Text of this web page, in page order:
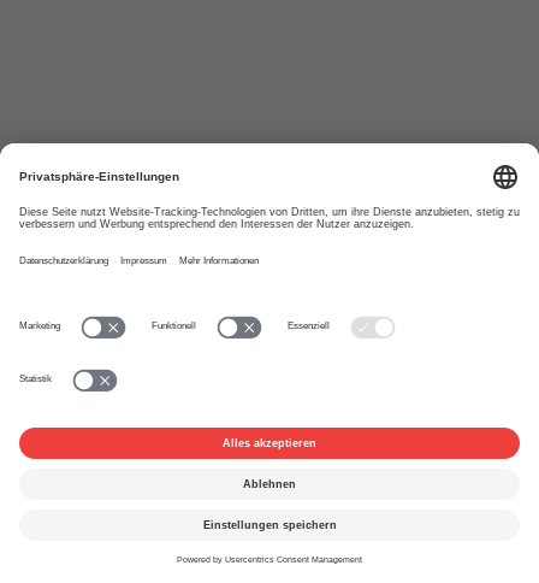
Hetzen, hadern und hoffen
an der Womex
Helvetia seit 2006 an der Musikmesse Womex einen Schweizer
FONDATION SUISA Gemeinschaftsstand